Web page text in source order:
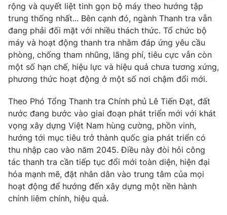
Cơ quan chủ quản:Đài Truyền hình Việt Nam
Cơ quan báo chí: Thời báo VTV
Giấy phép hoạt động báo in và báo điện tử số 483/GP-BTTTT
cấp ngày 29/12/2023
Tổng Biên tập: Vũ Thanh Thủy
Nguyễn Trọng Ninh
Tổng đài VTV:024.38 355 931 - 024.38 355 932
Ðiện thoại Thời báo VTV:024.66 897 897
Email:toasoan@vtv.vn
Liên hệ quảng cáo:
024-7300.7108
rộng và quyết liệt tinh gọn bộ máy theo hướng tập
trung thống nhất... Bên cạnh đó, ngành Thanh tra vẫn
đang phải đối mặt với nhiều thách thức. Tổ chức bộ
máy và hoạt động thanh tra nhằm đáp ứng yêu cầu
phòng, chống tham nhũng, lãng phí, tiêu cực vẫn còn
một số hạn chế, hiệu lực và hiệu quả chưa tương xứng,
phương thức hoạt động ở một số nơi chậm đổi mới.
Theo Phó Tổng Thanh tra Chính phủ Lê Tiến Đạt, đất
nước đang bước vào giai đoạn phát triển mới với khát
vọng xây dựng Việt Nam hùng cường, phồn vinh,
hướng tới mục tiêu trở thành quốc gia phát triển có
thu nhập cao vào năm 2045. Điều này đòi hỏi công
tác thanh tra cần tiếp tục đổi mới toàn diện, hiện đại
hóa mạnh mẽ, đặt nhân dân vào trung tâm của mọi
hoạt động để hướng đến xây dựng một nền hành
chính liêm chính, hiệu quả.